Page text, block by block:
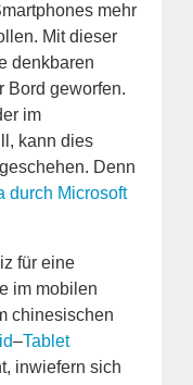
mehr
Mit dieser
denkbaren
Bord geworfen.
im
kann dies
Denn
durch Microsoft
für eine
im mobilen
chinesischen
–Tablet
inwiefern sich